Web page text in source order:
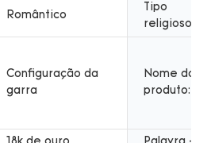
Romântico
Tipo
religioso:
Configuração da
garra
Nome do
produto: